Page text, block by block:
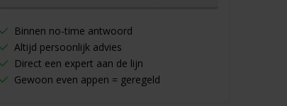
Binnen no-time antwoord
Altijd persoonlijk advies
Direct een expert aan de lijn
Gewoon even appen = geregeld